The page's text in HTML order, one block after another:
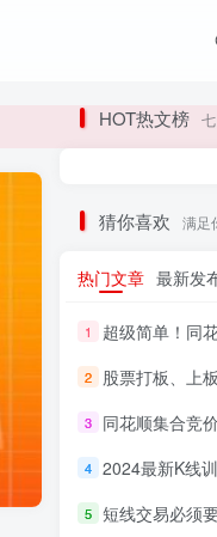
新各大精品创业项目！
HOT热文榜
猜你喜欢 满足
热门文章 最新发
1 超级简单！同花顺K
2 股票打板、上板、封板、翘
3 同花顺集合竞价选股
4 2024最新K线训练软件排
5 短线交易必须要懂的术语
登录